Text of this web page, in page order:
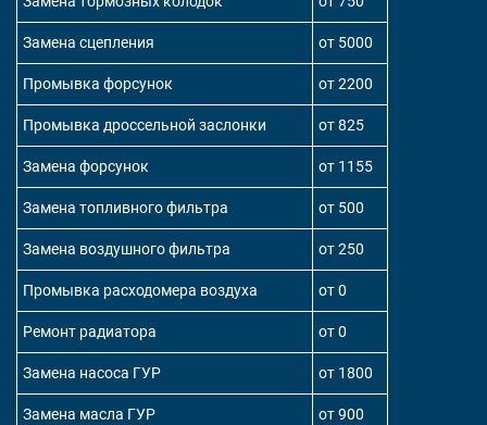
Замена сцепления от 5000
Промывка форсунок от 2200
Промывка дроссельной заслонки от 825
Замена форсунок от 1155
Замена топливного фильтра от 500
Замена воздушного фильтра от 250
Промывка расходомера воздуха от 0
Ремонт радиатора от 0
Замена насоса ГУР от 1800
Замена масла ГУР от 900